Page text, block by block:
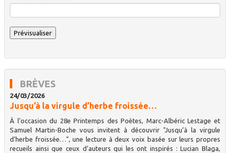
BRÈVES
24/03/2026
Jusqu’à la virgule d’herbe froissée…
À l’occasion du 28e Printemps des Poètes, Marc-Albéric Lestage et
Samuel Martin-Boche vous invitent à découvrir "Jusqu’à la virgule
d’herbe froissée…", une lecture à deux voix basée sur leurs propres
recueils ainsi que ceux d’auteurs qui les ont inspirés : Lucian Blaga,